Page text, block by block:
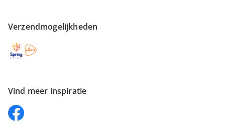
Verzendmogelijkheden
Vind meer inspiratie